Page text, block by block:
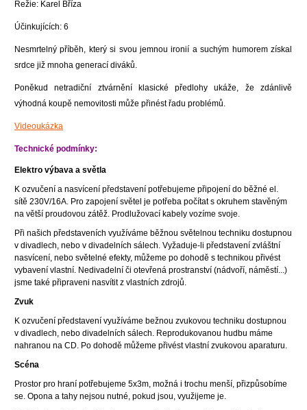
Režie: Karel Bříza
Účinkujících: 6
Nesmrtelný příběh, který si svou jemnou ironií a suchým humorem získal
srdce již mnoha generací diváků.
Poněkud netradiční ztvárnění klasické předlohy ukáže, že zdánlivě
výhodná koupě nemovitosti může přinést řadu problémů.
Videoukázka
Technické podmínky:
Elektro výbava a světla
K ozvučení a nasvícení představení potřebujeme připojení do běžné el.
sítě 230V/16A. Pro zapojení světel je potřeba počítat s okruhem stavěným
na větší proudovou zátěž. Prodlužovací kabely vozíme svoje.
Při našich představeních využíváme běžnou světelnou techniku dostupnou
v divadlech, nebo v divadelních sálech. Vyžaduje-li představení zvláštní
nasvícení, nebo světelné efekty, můžeme po dohodě s technikou přivést
vybavení vlastní. Nedivadelní či otevřená prostranství (nádvoří, náměstí...)
jsme také připraveni nasvítit z vlastních zdrojů.
Zvuk
K ozvučení představení využíváme bežnou zvukovou techniku dostupnou
v divadlech, nebo divadelních sálech. Reprodukovanou hudbu máme
nahranou na CD. Po dohodě můžeme přivést vlastní zvukovou aparaturu.
Scéna
Prostor pro hraní potřebujeme 5x3m, možná i trochu menší, přizpůsobíme
se. Opona a tahy nejsou nutné, pokud jsou, využijeme je.